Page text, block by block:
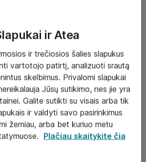
verslui
ir Atea
ir trečiosios šalies slapukus
vartotojo patirtį, analizuoti srautą
skelbimus. Privalomi slapukai
Jūsų sutikimo, nes jie yra
Galite sutikti su visais arba tik
ir valdyti savo pasirinkimus
žemiau, arba bet kuriuo metu
Plačiau skaitykite čia